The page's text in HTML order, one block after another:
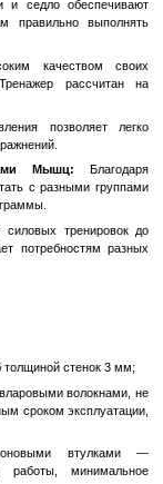
мультистанция,
тренировки и
в себе
упражнений
G3-MSFT400
работу с
оптимальной
вам
высоким
Тренажер
управления